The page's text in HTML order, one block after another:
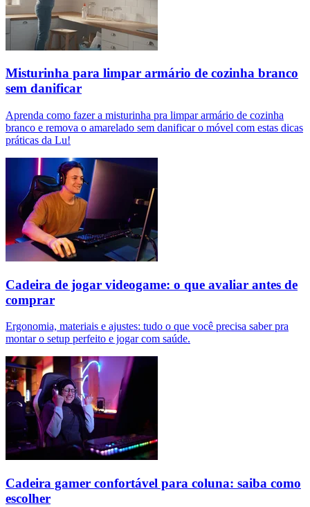
Misturinha para limpar armário de cozinha branco
sem danificar
Aprenda como fazer a misturinha pra limpar armário de cozinha
branco e remova o amarelado sem danificar o móvel com estas dicas
práticas da Lu!
Cadeira de jogar videogame: o que avaliar antes de
comprar
Ergonomia, materiais e ajustes: tudo o que você precisa saber pra
montar o setup perfeito e jogar com saúde.
Cadeira gamer confortável para coluna: saiba como
escolher